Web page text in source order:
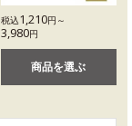
税込1,210円～
3,980円
商品を選ぶ